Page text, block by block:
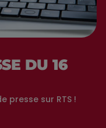
DU 16
presse sur RTS !